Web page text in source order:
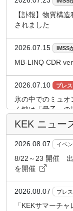
【訃報】物質構
されました
2026.07.15 IMSS
MB-LINQ CDR
2026.07.10 プレ
氷の中でのミュ
く鍵は「量子」
KEKビジョン２０
【2026年7月28日
第１０回フォトン
て
KEK ニュー
2026.08.07 イベ
8/22～23 開催 出
を開催
2026.08.07 プレ
「KEKサマーチ